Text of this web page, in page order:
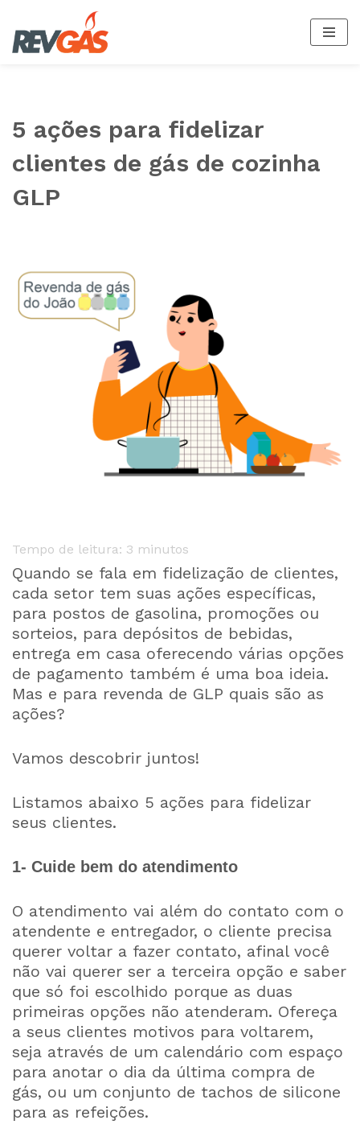
Pular
5 ações para fidelizar
clientes de gás de cozinha
GLP
Tempo de leitura: 3 minutos
Quando se fala em fidelização de clientes,
cada setor tem suas ações específicas,
para postos de gasolina, promoções ou
sorteios, para depósitos de bebidas,
entrega em casa oferecendo várias opções
de pagamento também é uma boa ideia.
Mas e para revenda de GLP quais são as
ações?
Vamos descobrir juntos!
Listamos abaixo 5 ações para fidelizar
seus clientes.
1- Cuide bem do atendimento
O atendimento vai além do contato com o
atendente e entregador, o cliente precisa
querer voltar a fazer contato, afinal você
não vai querer ser a terceira opção e saber
que só foi escolhido porque as duas
primeiras opções não atenderam. Ofereça
a seus clientes motivos para voltarem,
seja através de um calendário com espaço
para anotar o dia da última compra de
gás, ou um conjunto de tachos de silicone
para as refeições.